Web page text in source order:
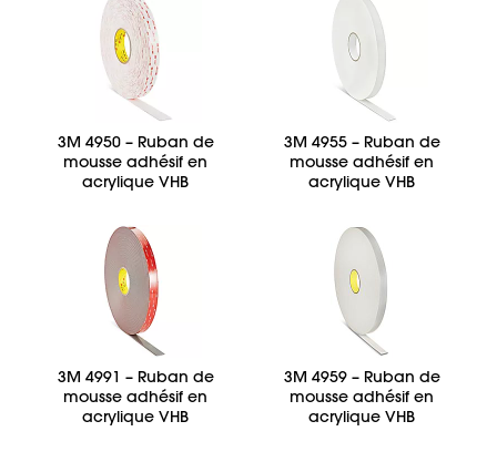
3M 4950 – Ruban de
mousse adhésif en
acrylique VHB
3M 4955 – Ruban de
mousse adhésif en
acrylique VHB
3M 4991 – Ruban de
mousse adhésif en
acrylique VHB
3M 4959 – Ruban de
mousse adhésif en
acrylique VHB